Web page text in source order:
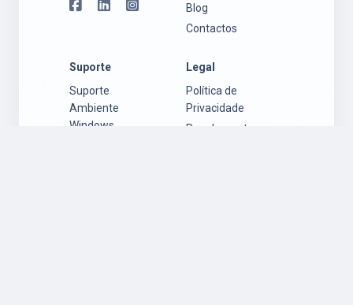
Blog
Contactos
Suporte
Suporte
Ambiente
Windows
Legal
Política de
Privacidade
Regulamento